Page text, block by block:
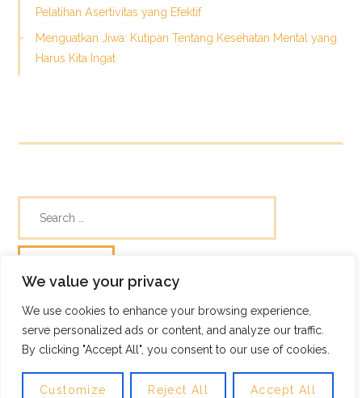
We value your privacy
We use cookies to enhance your browsing experience,
serve personalized ads or content, and analyze our traffic.
By clicking "Accept All", you consent to our use of cookies.
Customize Reject All Accept All
Pelatihan Asertivitas yang Efektif
Menguatkan Jiwa: Kutipan Tentang Kesehatan Mental yang
Harus Kita Ingat